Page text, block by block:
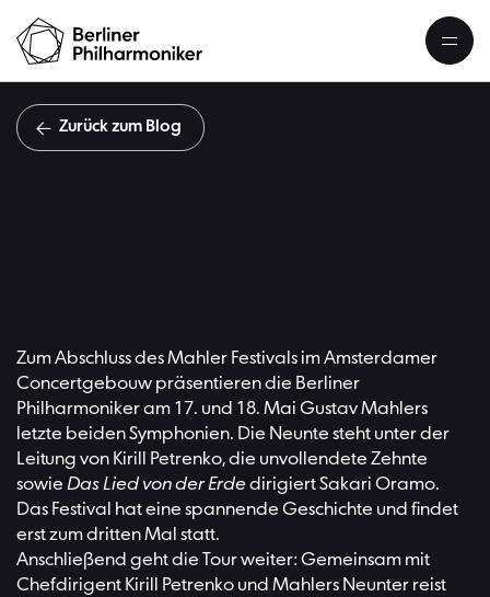
Zurück zum Blog
Zum Abschluss des Mahler Festivals im Amsterdamer
Concertgebouw präsentieren die Berliner
Philharmoniker am 17. und 18. Mai Gustav Mahlers
letzte beiden Symphonien. Die Neunte steht unter der
Leitung von Kirill Petrenko, die unvollendete Zehnte
sowie Das Lied von der Erdedirigiert Sakari Oramo.
Das Festival hat eine spannende Geschichte und findet
erst zum dritten Mal statt.
Anschließend geht die Tour weiter: Gemeinsam mit
Chefdirigent Kirill Petrenko und Mahlers Neunter reist